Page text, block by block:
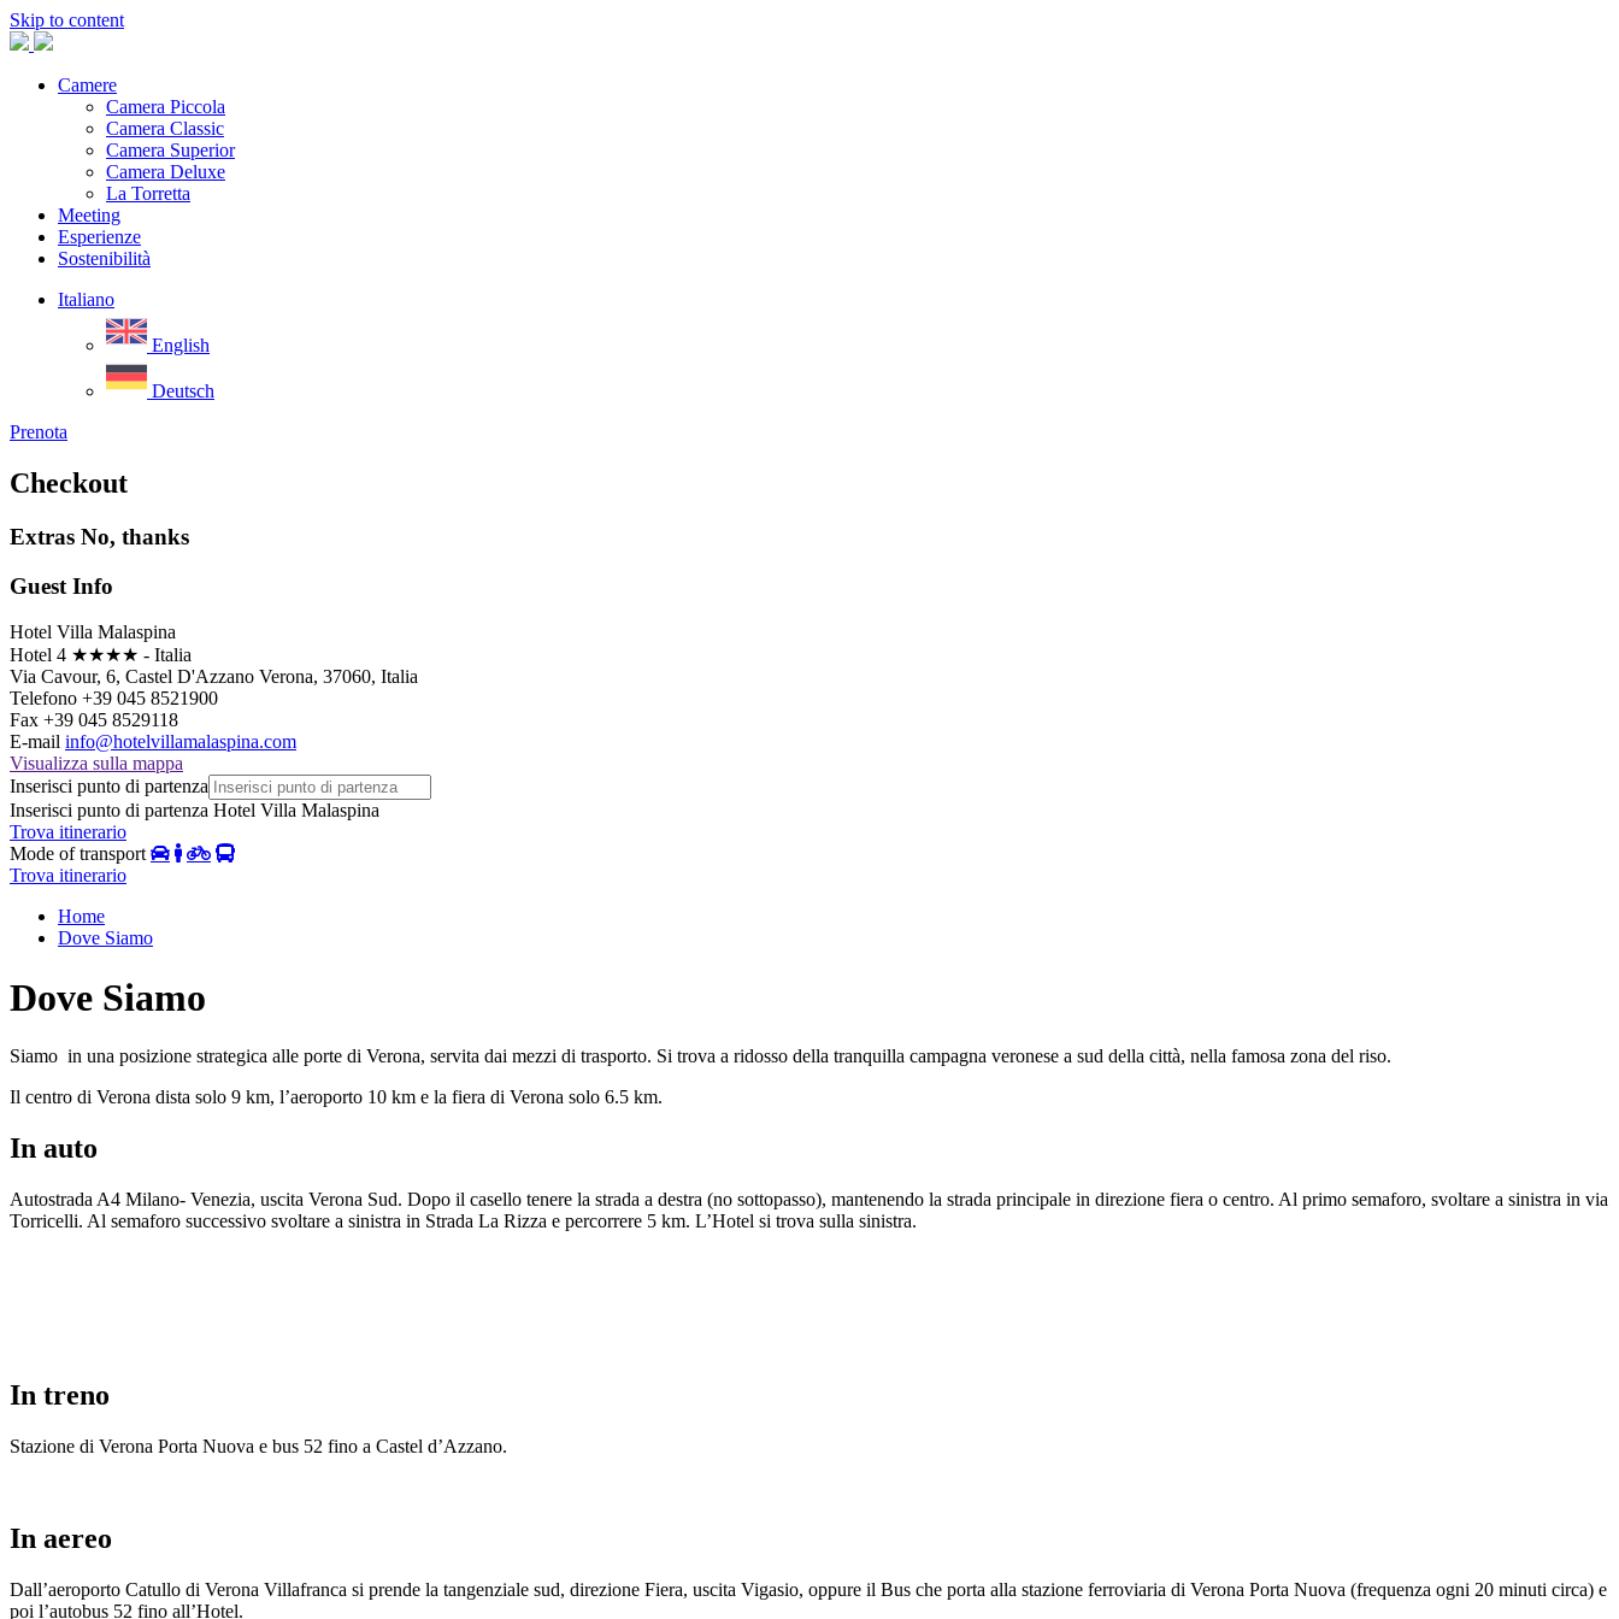
Skip to content
Camere
Camera Piccola
Camera Classic
Camera Superior
Camera Deluxe
La Torretta
Meeting
Esperienze
Sostenibilità
Italiano
English
Deutsch
Prenota
Checkout
Extras No, thanks
Guest Info
Hotel Villa Malaspina
Hotel 4 ★★★★ - Italia
Via Cavour, 6, Castel D'Azzano Verona, 37060, Italia
Telefono +39 045 8521900
Fax +39 045 8529118
E-mail info@hotelvillamalaspina.com
Visualizza sulla mappa
Inserisci punto di partenza
Inserisci punto di partenza Hotel Villa Malaspina
Trova itinerario
Mode of transport
Trova itinerario
Home
Dove Siamo
Dove Siamo
Siamo in una posizione strategica alle porte di Verona, servita dai mezzi di trasporto. Si trova a ridosso della tranquilla campagna veronese a sud della città, nella famosa zona del riso.
Il centro di Verona dista solo 9 km, l’aeroporto 10 km e la fiera di Verona solo 6.5 km.
In auto
Autostrada A4 Milano- Venezia, uscita Verona Sud. Dopo il casello tenere la strada a destra (no sottopasso), mantenendo la strada principale in direzione fiera o centro. Al primo semaforo, svoltare a sinistra in via
Torricelli. Al semaforo successivo svoltare a sinistra in Strada La Rizza e percorrere 5 km. L’Hotel si trova sulla sinistra.
In treno
Stazione di Verona Porta Nuova e bus 52 fino a Castel d’Azzano.
In aereo
Dall’aeroporto Catullo di Verona Villafranca si prende la tangenziale sud, direzione Fiera, uscita Vigasio, oppure il Bus che porta alla stazione ferroviaria di Verona Porta Nuova (frequenza ogni 20 minuti circa) e
poi l’autobus 52 fino all’Hotel.